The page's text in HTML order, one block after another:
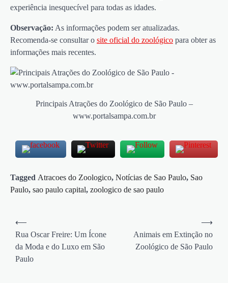
experiência inesquecível para todas as idades.
Observação: As informações podem ser atualizadas.
Recomenda-se consultar o site oficial do zoológico para obter as
informações mais recentes.
Principais Atrações do Zoológico de São Paulo –
www.portalsampa.com.br
Tagged Atracoes do Zoologico, Notícias de Sao Paulo, Sao
Paulo, sao paulo capital, zoologico de sao paulo
Navegação
de
Post
⟵
Rua Oscar Freire: Um Ícone
da Moda e do Luxo em São
Paulo
Animais em Extinção no
Zoológico de São Paulo
⟶